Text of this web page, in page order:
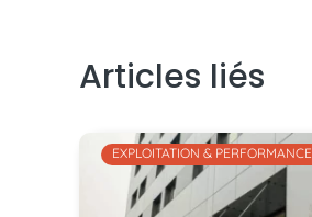
Articles liés
EXPLOITATION & PERFORMANCE